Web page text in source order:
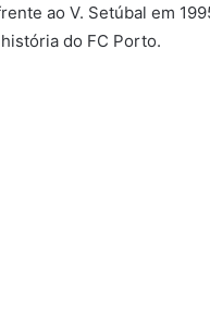
ao V. Setúbal em
do FC Porto.